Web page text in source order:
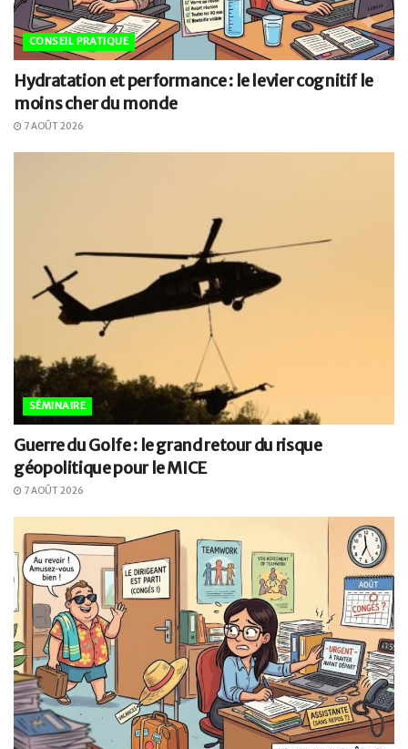
CONSEIL PRATIQUE
Hydratation et performance : le levier cognitif le
moins cher du monde
7 AOÛT 2026
SÉMINAIRE
Guerre du Golfe : le grand retour du risque
géopolitique pour le MICE
7 AOÛT 2026